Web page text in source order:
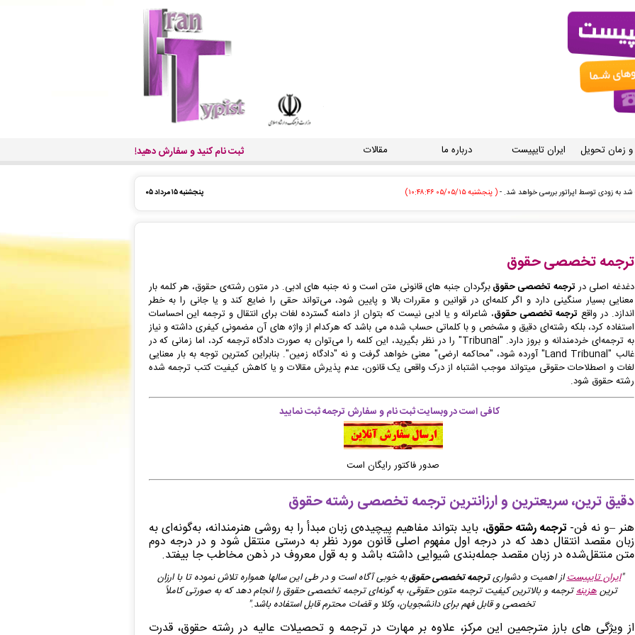
و زمان تحویل ایران تایپیست درباره ما مقالات ثبت نام کنید و سفارش دهید!
پنجشنبه ۱۵ مرداد ۰۵ اپراتور بررسی خواهد شد. -( پنجشنبه ۰۵/۰۵/۱۵ ۱۰:۴۳:۳۲)
فاکتور برای شما صادر گردید. -( پنجشنبه ۰۵/۰۵/۱۵ ۱۰:۳۲:۳۸)
توسط اپراتور بررسی خواهد شد. - ( پنجشنبه ۰۵/۰۵/۱۵ ۱۰:۱۰:۴۷)
شده است و سفارش در حال انجام میباشد. -( پنجشنبه ۰۵/۰۵/۱۵ ۰۹:۵۶:۲۷)
صادر گردید برای دریافت سفارش خود اقدام نمایید. -( پنجشنبه ۰۵/۰۵/۱۵ ۰۹:۵۴:۵۸)
اپراتور بررسی خواهد شد. -
ترجمه تخصصی حقوق
دغدغه اصلیدر ترجمه تخصصی حقوقبرگردان جنبه های قانونی متن است و نه جنبه های ادبی. در متون رشته‌ی حقوق، هر کلمه بار
معنایی بسیار سنگینی دارد و اگر کلمه‌ای در قوانین و مقررات بالا و پایین شود، می‌تواند حقی را ضایع کند و یا جانی را به خطر
اندازد. در واقع ترجمه تخصصی حقوق، شاعرانه و یا ادبی نیست که بتوان از دامنه‌ گسترده‌ لغاتبرای انتقال و ترجمه این احساسات
استفاده کرد، بلکه رشته‌ای دقیق و مشخص و با کلماتی حساب‌ شده می باشد که هرکدام از واژه های آن مضمونی کیفری داشته و نیاز
به ترجمه‌ای خردمندانه و بروز دارد. "
Tribunal" را در نظر بگیرید، این کلمه را می‌توان به ‌صورت دادگاه ترجمه کرد، اما زمانی که در
غالب "Land Tribunal" آورده شود، "محاکمه ارضی" معنی خواهد گرفت و نه "دادگاه زمین". بنابراین کمترین توجه به بار معنایی
لغات و اصطلاحات حقوقی میتواند موجب اشتباه ازدرکواقعی یک قانون، عدم پذیرش مقالات و یا کاهش کیفیت کتب ترجمه شده
رشته حقوق شود.
کافی است در وبسایت ثبت نام و سفارش ترجمه ثبت نمایید
صدور فاکتور رایگان است
دقیق ترین، سریعترین و ارزانترین ترجمه تخصصی رشته حقوق
هنر –و نه فن- ترجمه رشته حقوق، باید بتواند مفاهیم پیچیده‌ی زبان مبدأ را به روشی هنرمندانه، به‌گونه‌ای به
زبان مقصد انتقال دهد که در درجه‌ اول مفهوم اصلی قانون مورد نظر به‌ درستی منتقل شود و در درجه‌ دوم
متن منتقل‌شده در زبان مقصد جمله‌بندی شیوایی داشته باشد و به‌ قول‌ معروف در ذهن مخاطب جا بیفتد.
"ایران تایپیستاز اهمیت و دشواریترجمه تخصصی حقوقبه‌ خوبی آگاه است و در طی این سالها همواره تلاش نموده تا با ارزان
ترینهزینهترجمه و بالاترین کیفیت ترجمه متون حقوقی، به‌ گونه‌ای ترجمهتخصصی حقوق را انجام دهد که به صورتی کاملاً
تخصصی و قابل‌ فهم برای دانشجویان، وکلا و قضات محترم قابل‌ استفاده باشد.
"
از ویژگی های بارز مترجمین این مرکز، علاوه بر مهارت در ترجمه و تحصیلات عالیه در رشته حقوق، قدرت